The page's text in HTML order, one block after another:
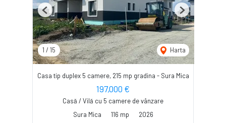
1 / 15 Harta
Previous Next
Casa tip duplex 5 camere, 215 mp gradina - Sura Mica
197,000 €
Casă / Vilă cu 5 camere de vânzare
Sura Mica
116 mp 2026